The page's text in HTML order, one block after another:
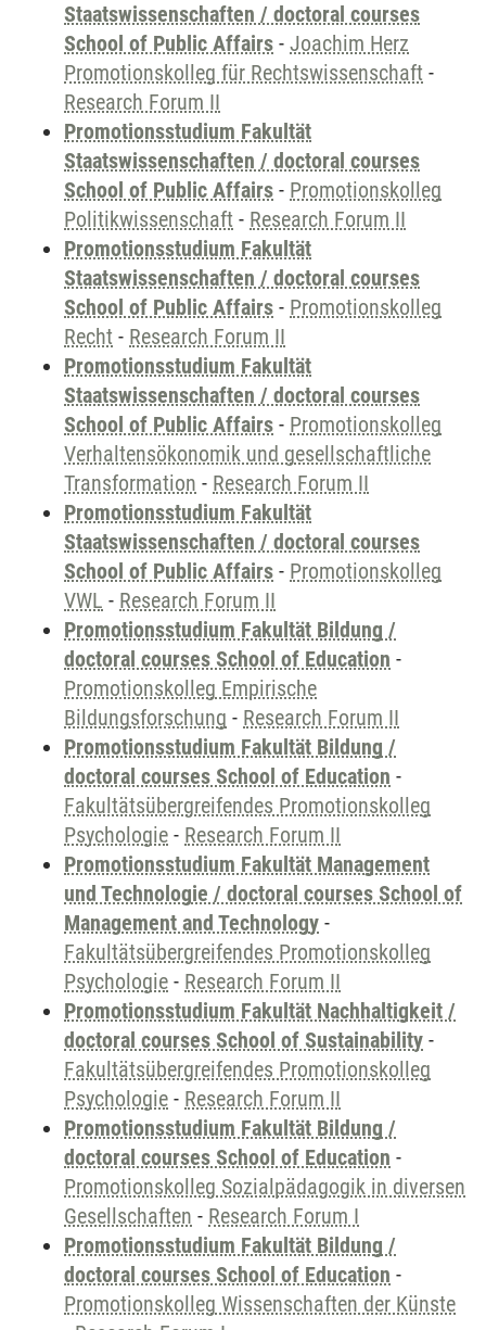
Staatswissenschaften / doctoral courses
School of Public Affairs - Joachim Herz
Promotionskolleg für Rechtswissenschaft -
Research Forum II
Promotionsstudium Fakultät
Staatswissenschaften / doctoral courses
School of Public Affairs - Promotionskolleg
Politikwissenschaft - Research Forum II
Promotionsstudium Fakultät
Staatswissenschaften / doctoral courses
School of Public Affairs - Promotionskolleg
Recht - Research Forum II
Promotionsstudium Fakultät
Staatswissenschaften / doctoral courses
School of Public Affairs - Promotionskolleg
Verhaltensökonomik und gesellschaftliche
Transformation - Research Forum II
Promotionsstudium Fakultät
Staatswissenschaften / doctoral courses
School of Public Affairs - Promotionskolleg
VWL - Research Forum II
Promotionsstudium Fakultät Bildung /
doctoral courses School of Education -
Promotionskolleg Empirische
Bildungsforschung - Research Forum II
Promotionsstudium Fakultät Bildung /
doctoral courses School of Education -
Fakultätsübergreifendes Promotionskolleg
Psychologie - Research Forum II
Promotionsstudium Fakultät Management
und Technologie / doctoral courses School of
Management and Technology -
Fakultätsübergreifendes Promotionskolleg
Psychologie - Research Forum II
Promotionsstudium Fakultät Nachhaltigkeit /
doctoral courses School of Sustainability -
Fakultätsübergreifendes Promotionskolleg
Psychologie - Research Forum II
Promotionsstudium Fakultät Bildung /
doctoral courses School of Education -
Promotionskolleg Sozialpädagogik in diversen
Gesellschaften - Research Forum I
Promotionsstudium Fakultät Bildung /
doctoral courses School of Education -
Promotionskolleg Wissenschaften der Künste